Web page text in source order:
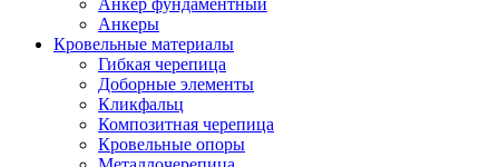
Анкер фундаментный
Анкеры
Кровельные материалы
Гибкая черепица
Доборные элементы
Кликфальц
Композитная черепица
Кровельные опоры